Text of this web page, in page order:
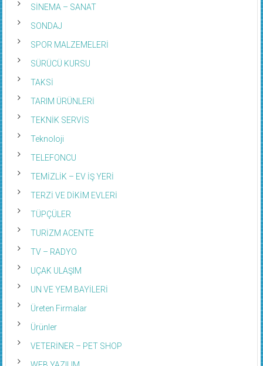
SİNEMA – SANAT
SONDAJ
SPOR MALZEMELERİ
SÜRÜCÜ KURSU
TAKSİ
TARIM ÜRÜNLERİ
TEKNİK SERVİS
Teknoloji
TELEFONCU
TEMİZLİK – EV İŞ YERİ
TERZİ VE DİKİM EVLERİ
TÜPÇÜLER
TURİZM ACENTE
TV – RADYO
UÇAK ULAŞIM
UN VE YEM BAYİLERİ
Üreten Firmalar
Ürünler
VETERİNER – PET SHOP